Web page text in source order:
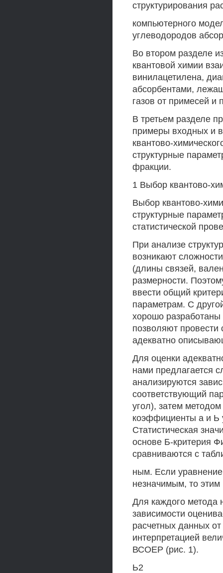
структурирования
компьютерного
углеводородов
Во втором разделе
квантовой химии
винилацетилена,
абсорбентами,
газов от примесей и
В третьем разделе
примеры входных и
квантово-
структурные
фракции.
1 Выбор квантово-
Выбор квантово-
структурные
статистической
При анализе
возникают
(длины связей,
размерности.
ввести общий
параметрам. С
хорошо разработаны
позволяют провести
адекватно
Для оценки
нами предлагается
анализируются
соответствующий
угол), затем
коэффициенты а и Ь
Статистическая
основе Б-критерия
сравниваются с
ным. Если уравнение
незначимым, то этим
Для каждого метода
зависимости
расчетных данных
интерпретацией
ВСОЕР (рис. 1).
Ь2